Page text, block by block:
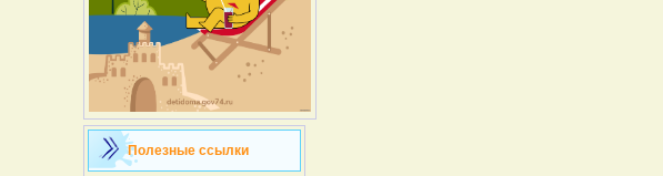
Полезные ссылки